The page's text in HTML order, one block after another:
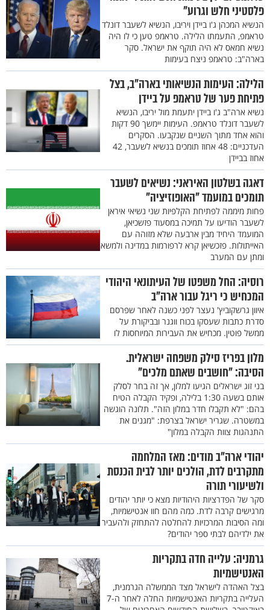
פלסטיני חלש וגרוע"
הנשיא המכהן ג'ו ביידן ויריבו, הנשיא לשעבר דונלד
טראמפ, התעמתו הלילה. טראמפ טען כי לו היה
נשיא חמאס לא היה תוקף את ישראל. סקר
בארה"ב: טראמפ ניצח בעימות
הלילה: העימות הנשיאותי בארה"ב, בצל
פתיחת פער של טראמפ על ביידן
נשיא ארה"ב ג'ו ביידן יתעמת מול יריבו, הנשיא
לשעבר דונלד טראמפ. העימות יימשך 90 דקות
והוא אחד מתוך השניים שנקבעו. הסקרים
העדכניים: 48 אחוז תומכים בנשיא לשעבר, 42
אחוז בביידן
דאגה בשלטון האיראני: נשיאים לשעבר
תומכים במועמד "האופוזיציה"
פחות מיממה לפתיחת הקלפיות שני נשיאי איראן
לשעבר הודיעו על תמיכה במסעוד פזשכיאן,
המועמד היחיד מבין ארבעה שלא מזוהה עם
האייתולות. פזכשיאן קרא לרפורמות במדינה ולמשא
ומתן עם המערב
רוסיה: החל משפטו של העיתונאי היהודי
המכחיש כי ריגל עבור ארה"ב
איוון גרשקוביץ' נעצר לפני כשנה לאחר שפרסם
סדרת כתבות שעסקו בכוח ווגנר ובביקורת על
ממשל פוטין. מכחיש את העבירות המיוחסות לו
מלון בפריז סילק משפחה ישראלית.
הסיבה: "חושבים שאתם מלכים"
בני זוג ישראלים הגיעו למלון, אך זה בחר לסלק
אותם בשעה 1:30 בלילה, ופקיד הקבלה הטיח
בהם: "לא תקבלו חדר במלון הזה". תלונה הוגשה
במשטרה. שגריר ישראל בצרפת: "מגנים את
התנהגות צוות הקבלה במלון"
יהודי ארה"ב מודים: מאז המלחמה
מתקרבים לדת, הולכים יותר לבית הכנסת
ולשיעורי תורה
סקר של הפדרציות היהודיות מצא כי יותר יהודים
מרגישים קרבה לדת. כמה מהם חוו אנטישמיות,
ומה הסיבות המרכזיות להחלטה להתחזק ולהעביר
את ילדיהם לבתי ספר יהודים?
גרמניה: עלייה חדה בתקריות
האנטישמיות
בצל האהדה לישראל מצד הממשלה הגרמנית,
העלייה בתקריות האנטישמיות החלה לאחר ה-7